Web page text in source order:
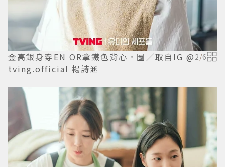
金高銀身穿EN OR拿鐵色背心。圖／取自IG @
tving.official 楊詩涵
2/6